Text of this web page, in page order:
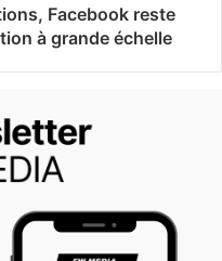
Facebook reste
à grande échelle